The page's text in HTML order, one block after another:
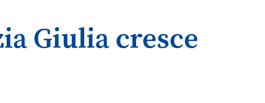
Giulia cresce